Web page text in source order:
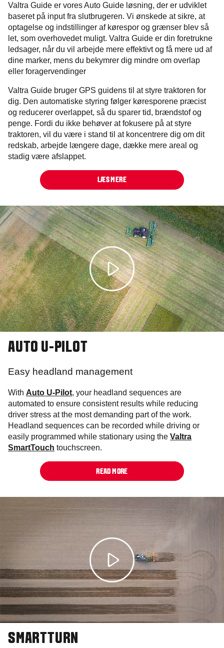
Valtra Guide er vores Auto Guide løsning, der er udviklet
baseret på input fra slutbrugeren. Vi ønskede at sikre, at
optagelse og indstillinger af kørespor og grænser blev så
let, som overhovedet muligt. Valtra Guide er din foretrukne
ledsager, når du vil arbejde mere effektivt og få mere ud af
dine marker, mens du bekymrer dig mindre om overlap
eller foragervendinger
Valtra Guide bruger GPS guidens til at styre traktoren for
dig. Den automatiske styring følger køresporene præcist
og reducerer overlappet, så du sparer tid, brændstof og
penge. Fordi du ikke behøver at fokusere på at styre
traktoren, vil du være i stand til at koncentrere dig om dit
redskab, arbejde længere dage, dække mere areal og
stadig være afslappet.
LÆS MERE
AUTO U-PILOT
Easy headland management
With Auto U-Pilot, your headland sequences are
automated to ensure consistent results while reducing
driver stress at the most demanding part of the work.
Headland sequences can be recorded while driving or
easily programmed while stationary using the Valtra
SmartTouch touchscreen.
READ MORE
SMARTTURN